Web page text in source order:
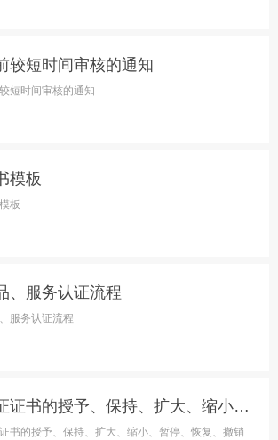
较短时间审核的通知
短时间审核的通知
模板
板
、服务认证流程
服务认证流程
认证证书的授予、保持、扩大、缩小、暂停、恢复、撤销及自动失效管理程序
书的授予、保持、扩大、缩小、暂停、恢复、撤销